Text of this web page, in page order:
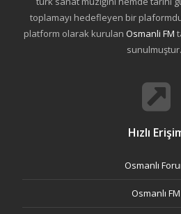
toplamayı hedefleyen bir
platform olarak kurulan Osmanli FM
Hızlı
Osmanlı
Osmanlı FM